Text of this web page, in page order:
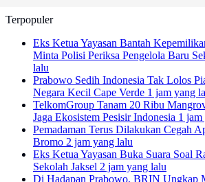
Terpopuler
Eks Ketua Yayasan Bantah
Minta Polisi Periksa Pengelola Baru
lalu
Prabowo Sedih Indonesia Tak Lolos
Negara Kecil Cape Verde 1 jam yang
TelkomGroup Tanam 20 Ribu
Jaga Ekosistem Pesisir Indonesia 1
Pemadaman Terus Dilakukan Cegah
Bromo 2 jam yang lalu
Eks Ketua Yayasan Buka Suara Soal
Sekolah Jaksel 2 jam yang lalu
Di Hadapan Prabowo, BRIN Ungkap